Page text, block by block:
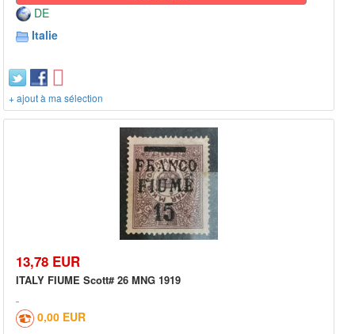
DE
Italie
+ ajout à ma sélection
13,78 EUR
ITALY FIUME Scott# 26 MNG 1919
0,00 EUR